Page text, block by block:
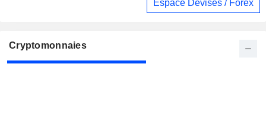
Espace Devises / Forex
Cryptomonnaies